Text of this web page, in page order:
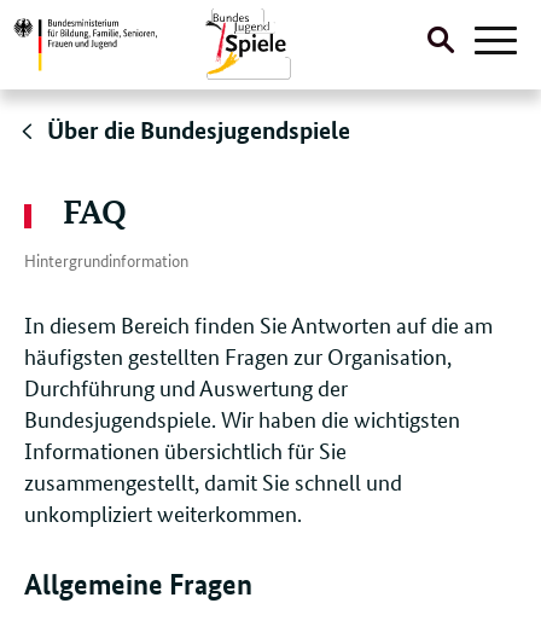
Direktlink:
Suche
Über die Bundesjugendspiele
FAQ
Hintergrundinformation
In diesem Bereich finden Sie Antworten auf die am
häufigsten gestellten Fragen zur Organisation,
Durchführung und Auswertung der
Bundesjugendspiele. Wir haben die wichtigsten
Informationen übersichtlich für Sie
zusammengestellt, damit Sie schnell und
unkompliziert weiterkommen.
Allgemeine Fragen